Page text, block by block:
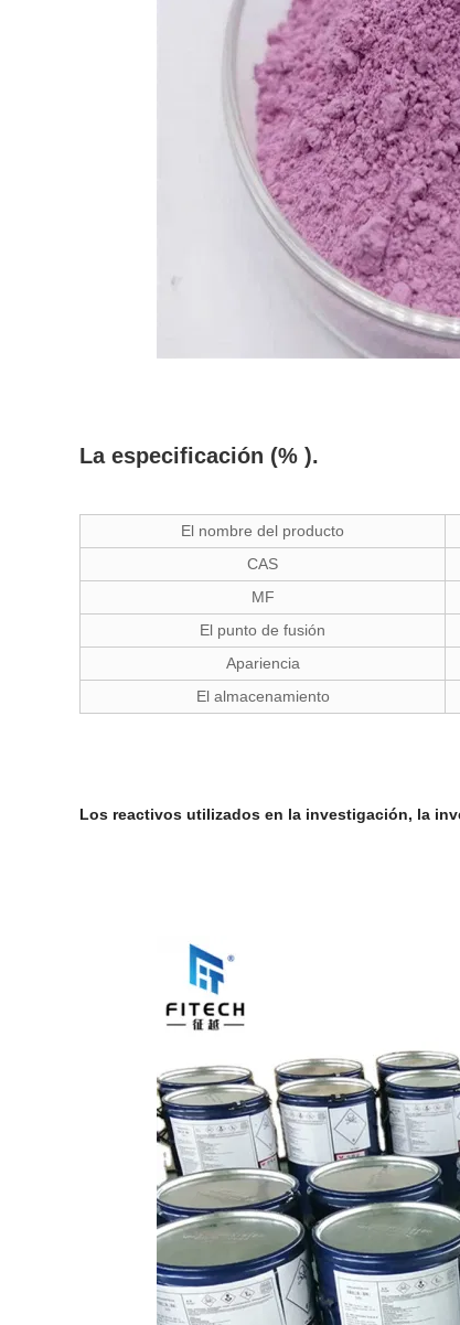
La especificación (% ).
El nombre del producto
CAS
MF
El punto de fusión
Apariencia
El almacenamiento
Los reactivos utilizados en la investigación, la